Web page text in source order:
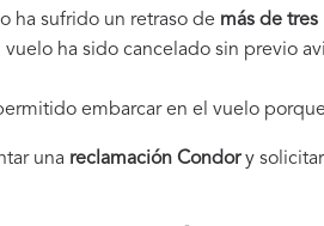
ha sufrido un retraso de más de tres
vuelo ha sido cancelado sin previo
embarcar en el vuelo
una reclamación Condor​y